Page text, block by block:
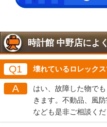
時計館 中野店によ
Q1 壊れているロレック
A
はい、故障した物で
きます。不動品、風
なども是非ご相談くだ